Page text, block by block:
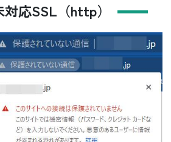
対応SSL（http）